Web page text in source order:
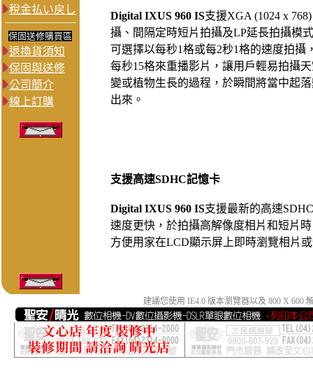
稅金払い戻し
保固送修購買區
退換貨須知
保固與送修
公司簡介
線上訂購
Digital IXUS 960 IS支援XGA (1024 x
攝、間隔定時短片拍攝及LP延長拍攝模
可選擇以每秒1格或每2秒1格的速度拍攝
每秒15格來重播影片，讓用戶輕易拍攝
變或植物生長的過程，於瞬間將當中起
出來。
支援高速SDHC記憶卡
Digital IXUS 960 IS支援最新的高速
速度更快，於拍攝高解像度相片和短片
方便用家在LCD顯示屏上即時瀏覽相片
建議您使用 IE4.0 版本瀏覽器以及 800 X 600